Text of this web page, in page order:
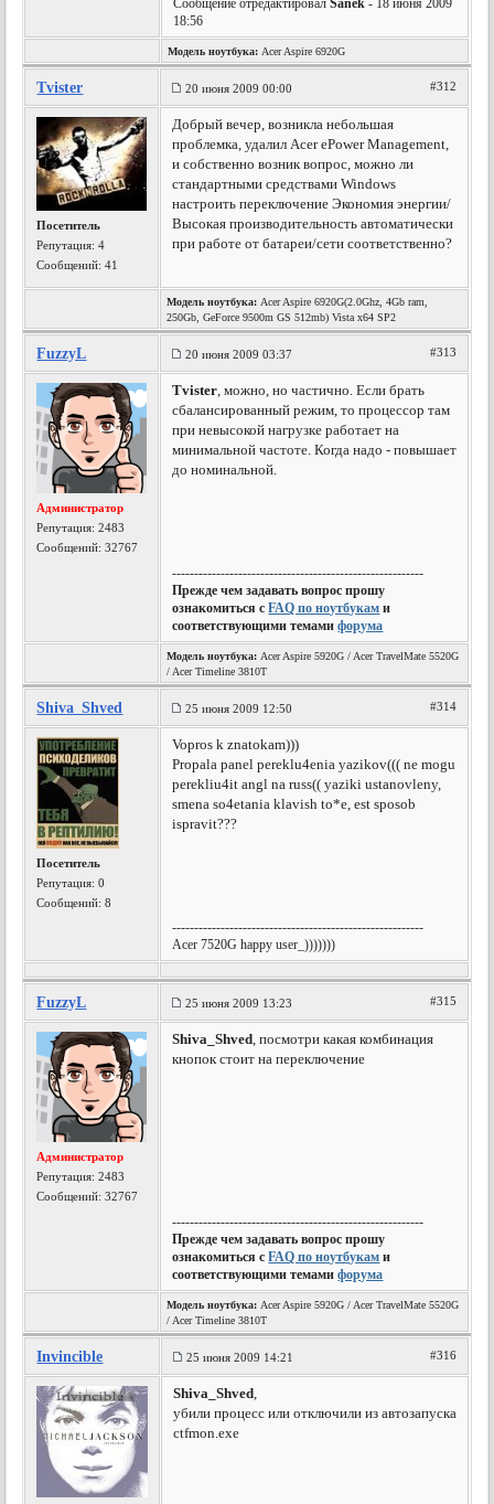
Сообщение отредактировалSanek - 18 июня 2009
18:56
Модель ноутбука: Acer Aspire 6920G
Tvister 20 июня 2009 00:00 #312
Посетитель
Репутация:4
Сообщений: 41
Добрый вечер, возникла небольшая
проблемка, удалил Acer ePower Management,
и собственно возник вопрос, можно ли
стандартными средствами Windows
настроить переключение Экономия энергии/
Высокая производительность автоматически
при работе от батареи/сети соответственно?
Модель ноутбука: Acer Aspire 6920G(2.0Ghz, 4Gb ram,
250Gb, GeForce 9500m GS 512mb) Vista x64 SP2
FuzzyL 20 июня 2009 03:37 #313
Администратор
Репутация:2483
Сообщений: 32767
Tvister, можно, но частично. Если брать
сбалансированный режим, то процессор там
при невысокой нагрузке работает на
минимальной частоте. Когда надо - повышает
до номинальной.
---------------------------------------------------------
Прежде чем задавать вопрос прошу
ознакомиться сFAQ по ноутбукам и
соответствующими темамифорума
Модель ноутбука: Acer Aspire 5920G / Acer TravelMate 5520G
/ Acer Timeline 3810T
Shiva_Shved 25 июня 2009 12:50 #314
Посетитель
Репутация:0
Сообщений: 8
Vopros k znatokam)))
Propala panel pereklu4enia yazikov((( ne mogu
perekliu4it angl na russ(( yaziki ustanovleny,
smena so4etania klavish to*e, est sposob
ispravit???
---------------------------------------------------------
Acer 7520G happy user_)))))))
FuzzyL 25 июня 2009 13:23 #315
Администратор
Репутация:2483
Сообщений: 32767
Shiva_Shved, посмотри какая комбинация
кнопок стоит на переключение
---------------------------------------------------------
Прежде чем задавать вопрос прошу
ознакомиться сFAQ по ноутбукам и
соответствующими темамифорума
Модель ноутбука: Acer Aspire 5920G / Acer TravelMate 5520G
/ Acer Timeline 3810T
Invincible 25 июня 2009 14:21 #316
Shiva_Shved,
убили процесс или отключили из автозапуска
ctfmon.exe